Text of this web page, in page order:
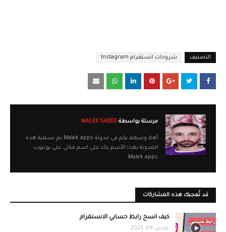
التصنيف شروحات انستقرام Instagram
مرسلة بواسطة
أهلا وسهلا بكم في مدونة Malek apps تم تسمية هذه
المدونة بهذا الأسم بناء على اسم قناتي على يوتيوب
Malek apps
قد تُعجبك هذه المشاركات
كيف انسخ رابط حسابي الانستقرام
مارس 09, 2025